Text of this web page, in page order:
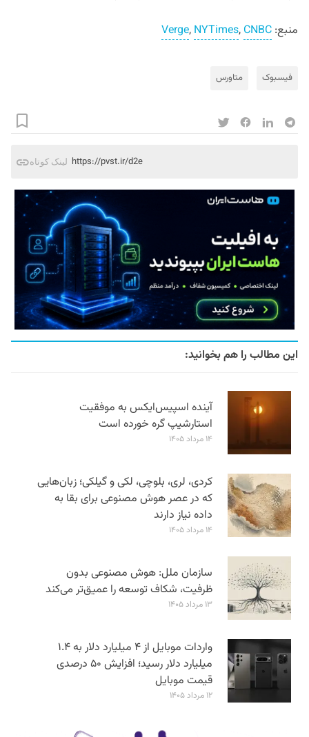
منبع: Verge, NYTimes, CNBC
فیسبوک متاورس
لینک کوتاه https://pvst.ir/d2e
این مطالب را هم بخوانید:
آینده اسپیس‌ایکس به موفقیت
استارشیپ گره خورده است
۱۴ مرداد ۱۴۰۵
کردی، لری، بلوچی، لکی و گیلکی؛ زبان‌هایی
که در عصر هوش مصنوعی برای بقا به
داده نیاز دارند
۱۴ مرداد ۱۴۰۵
سازمان ملل: هوش مصنوعی بدون
ظرفیت، شکاف توسعه را عمیق‌تر می‌کند
۱۳ مرداد ۱۴۰۵
واردات موبایل از ۴ میلیارد دلار به ۱.۴
میلیارد دلار رسید؛ افزایش ۵۰ درصدی
قیمت موبایل
۱۲ مرداد ۱۴۰۵